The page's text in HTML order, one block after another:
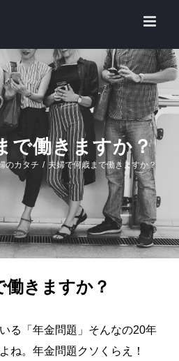
で働きますか？
のカタチ / 夫婦で何歳まで働きますか？
働きますか？
る「年金問題」そんなの20年
ね。年金問題クソくらえ！